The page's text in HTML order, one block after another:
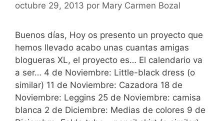
octubre 29, 2013 por Mary Carmen Bozal
Buenos días, Hoy os presento un proyecto que
hemos llevado acabo unas cuantas amigas
blogueras XL, el proyecto es… El calendario va
a ser… 4 de Noviembre: Little-black dress (o
similar) 11 de Noviembre: Cazadora 18 de
Noviembre: Leggins 25 de Noviembre: camisa
blanca 2 de Diciembre: Medias de colores 9 de